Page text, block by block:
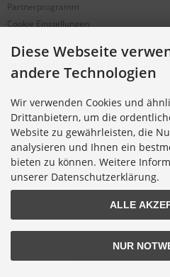
Partnerprogramm
Cookie Einstellungen
BESTELLUNG & SERVICE
Alternative Bestellwege
Sicher Einkaufen
Widerrufsrecht
Muster-Widerrufsformular
Widerruf erklären
Diese Webseite
andere Technologien
Wir verwenden Cookies und
Drittanbietern, um die
Website zu gewährleisten, die
analysieren und Ihnen ein
bieten zu können. Weitere
unserer Datenschutzerklärung.
ALLE
NUR